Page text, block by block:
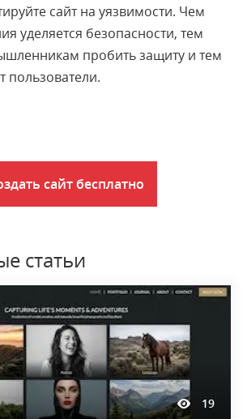
сайт на уязвимости. Чем
уделяется безопасности, тем
пробить защиту и тем
пользователи.
сайт бесплатно
статьи
19